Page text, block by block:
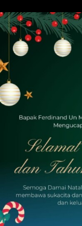
ke
konten